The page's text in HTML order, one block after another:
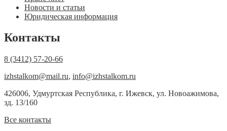
Новости и статьи
Юридическая информация
Контакты
8 (3412) 57-20-66
izhstalkom@mail.ru, info@izhstalkom.ru
426006, Удмуртская Республика, г. Ижевск, ул. Новоажимова,
зд. 13/160
Все контакты